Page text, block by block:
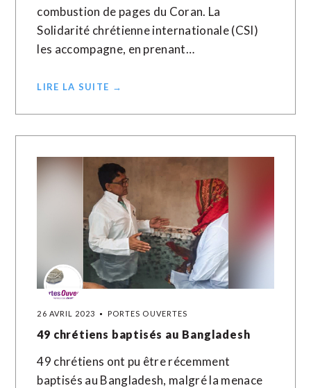
combustion de pages du Coran. La
Solidarité chrétienne internationale (CSI)
les accompagne, en prenant…
LIRE LA SUITE →
26 AVRIL 2023 PORTES OUVERTES
49 chrétiens baptisés au Bangladesh
49 chrétiens ont pu être récemment
baptisés au Bangladesh, malgré la menace